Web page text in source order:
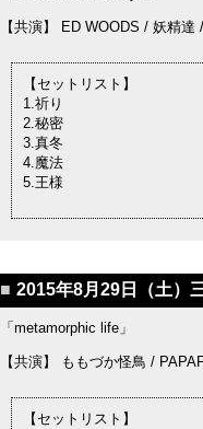
【共演】 ED WOODS / 妖精
【セットリスト】
1.祈り
2.秘密
3.真冬
4.魔法
5.王様
■ 2015年8月29日（土）
「metamorphic life」
【共演】 ももづか怪鳥 /
【セットリスト】